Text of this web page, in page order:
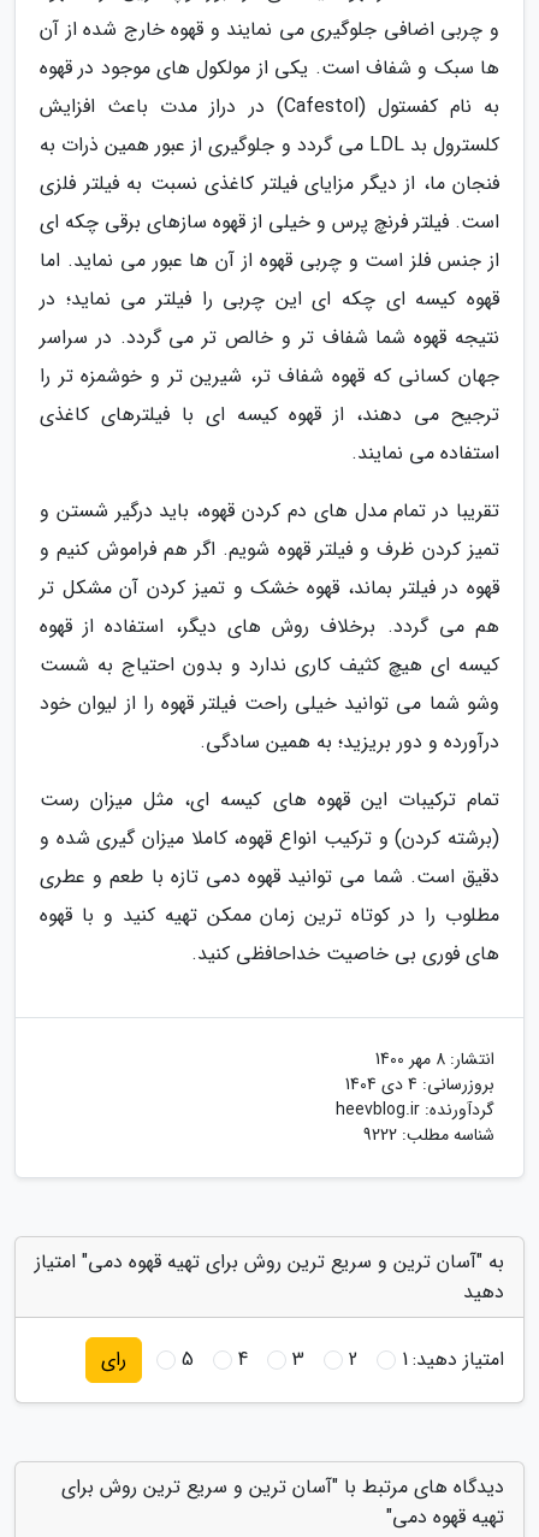
و چربی اضافی جلوگیری می نمایند و قهوه خارج شده از آن
ها سبک و شفاف است. یکی از مولکول های موجود در قهوه
به نام کفستول (Cafestol) در دراز مدت باعث افزایش
کلسترول بد LDL می گردد و جلوگیری از عبور همین ذرات به
فنجان ما، از دیگر مزایای فیلتر کاغذی نسبت به فیلتر فلزی
است. فیلتر فرنچ پرس و خیلی از قهوه سازهای برقی چکه ای
از جنس فلز است و چربی قهوه از آن ها عبور می نماید. اما
قهوه کیسه ای چکه ای این چربی را فیلتر می نماید؛ در
نتیجه قهوه شما شفاف تر و خالص تر می گردد. در سراسر
جهان کسانی که قهوه شفاف تر، شیرین تر و خوشمزه تر را
ترجیح می دهند، از قهوه کیسه ای با فیلترهای کاغذی
استفاده می نمایند.
تقریبا در تمام مدل های دم کردن قهوه، باید درگیر شستن و
تمیز کردن ظرف و فیلتر قهوه شویم. اگر هم فراموش کنیم و
قهوه در فیلتر بماند، قهوه خشک و تمیز کردن آن مشکل تر
هم می گردد. برخلاف روش های دیگر، استفاده از قهوه
کیسه ای هیچ کثیف کاری ندارد و بدون احتیاج به شست
وشو شما می توانید خیلی راحت فیلتر قهوه را از لیوان خود
درآورده و دور بریزید؛ به همین سادگی.
تمام ترکیبات این قهوه های کیسه ای، مثل میزان رست
(برشته کردن) و ترکیب انواع قهوه، کاملا میزان گیری شده و
دقیق است. شما می توانید قهوه دمی تازه با طعم و عطری
مطلوب را در کوتاه ترین زمان ممکن تهیه کنید و با قهوه
های فوری بی خاصیت خداحافظی کنید.
انتشار: 8 مهر 1400
بروزرسانی: 4 دی 1404
گردآورنده: heevblog.ir
شناسه مطلب: 9222
به "آسان ترین و سریع ترین روش برای تهیه قهوه دمی" امتیاز
دهید
امتیاز دهید:1
2
3
4
5 رای
دیدگاه های مرتبط با "آسان ترین و سریع ترین روش برای
تهیه قهوه دمی"